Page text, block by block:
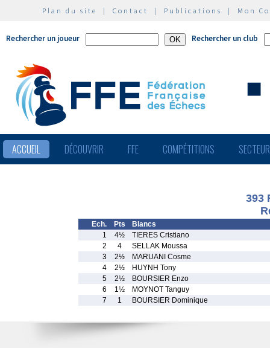
Plan du site | Contact | Publications | Mon
Rechercher un joueur Rechercher un club
ACCUEIL DÉCOUVRIR FFE COMPÉTITIONS
393
Ech. Pts
Blancs
1
4½
TIERES Cristiano
2
4
SELLAK Moussa
3
2½
MARUANI Cosme
4
2½
HUYNH Tony
5
2½
BOURSIER Enzo
6
1½
MOYNOT Tanguy
7
1 BOURSIER Dominique